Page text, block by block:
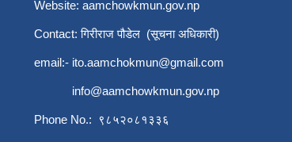
Website: aamchowkmun.gov.np
Contact: गिरीराज पौडेल (सूचना अधिकारी)
email:- ito.aamchokmun@gmail.com
info@aamchowkmun.gov.np
Phone No.: ९८५२०८१३३६